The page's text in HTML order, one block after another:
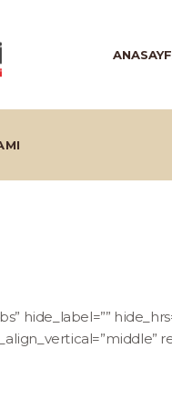
hide_label=””